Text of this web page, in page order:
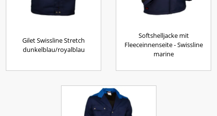
Gilet Swissline Stretch
dunkelblau/royalblau
Softshelljacke mit
Fleeceinnenseite - Swissline
marine